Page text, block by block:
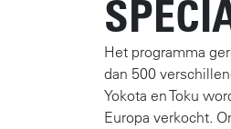
Het programma
dan 500
Yokota en Toku
Europa verkocht.